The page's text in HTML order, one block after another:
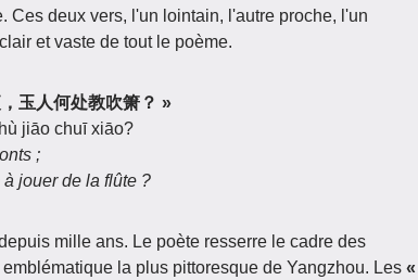
Ces deux vers, l'un lointain, l'autre proche, l'un
et vaste de tout le poème.
玉人何处教吹箫？ »
jiāo chuī xiāo?
;
jouer de la flûte ?
mille ans. Le poète resserre le cadre des
la plus pittoresque de Yangzhou. Les «